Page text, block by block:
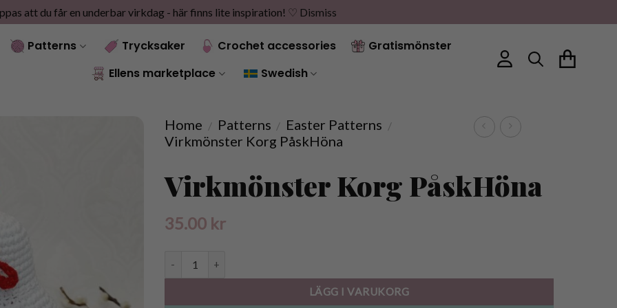
att du får en underbar virkdag - här finns lite inspiration! ♡ Dismiss
Patterns Trycksaker Crochet accessories
Gratismönster
Ellens marketplace
Swedish
Home / Patterns / Easter Patterns /
Virkmönster Korg PåskHöna
Virkmönster Korg PåskHöna
35.00 kr
LÄGG I VARUKORG